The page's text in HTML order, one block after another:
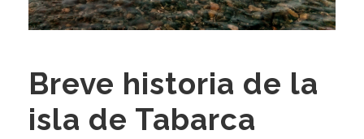
Breve historia de la
isla de Tabarca